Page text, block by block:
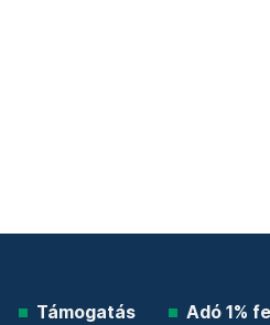
Támogatás Adó 1%